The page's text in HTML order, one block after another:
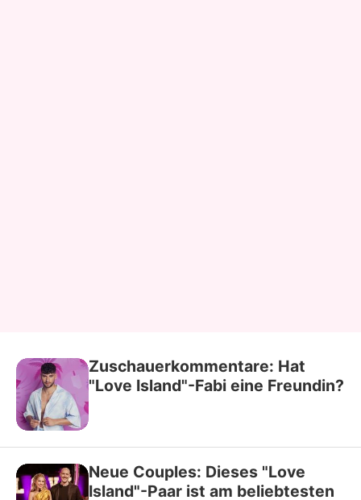
Zuschauerkommentare: Hat
"Love Island"-Fabi eine Freundin?
Neue Couples: Dieses "Love
Island"-Paar ist am beliebtesten